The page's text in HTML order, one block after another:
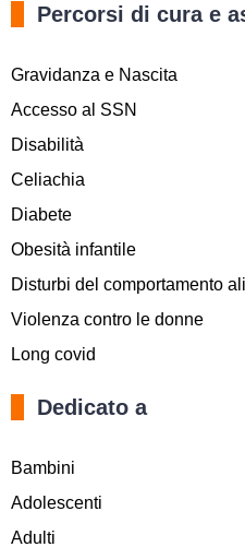
Percorsi di cura e
Gravidanza e Nascita
Accesso al SSN
Disabilità
Celiachia
Diabete
Obesità infantile
Disturbi del comportamento
Violenza contro le donne
Long covid
Dedicato a
Bambini
Adolescenti
Adulti